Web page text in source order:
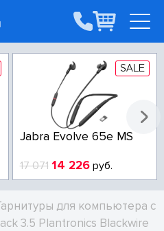
SALE
Jabra Evolve 65e MS
17 071 14 226руб.
для компьютера с
3.5 Plantronics Blackwire